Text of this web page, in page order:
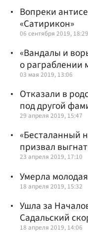
Вопреки
«Сатирикон»
06 сентября 2019, 18:29
«Вандалы и
о раграблении
03 мая 2019, 13:06
Отказали в
под другой
29 апреля 2019, 15:47
«Бесталанный
призвал
23 апреля 2019, 17:10
Умерла
18 апреля 2019, 15:32
Ушла за
Садальский
18 апреля 2019, 14:06